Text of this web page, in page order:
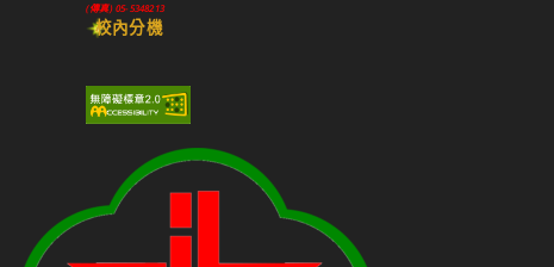
(傳真) 05-5348213
校內分機